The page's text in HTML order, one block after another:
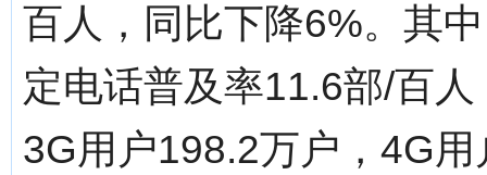
百人，同比下降6%。其
定电话普及率11.6部/百
3G用户198.2万户，4G